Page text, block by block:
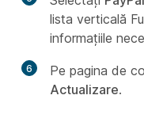
lista verticală
informațiile
6
Pe pagina de
Actualizare.